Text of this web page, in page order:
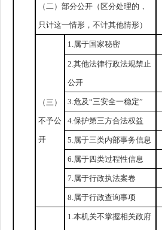
（二）部分公开 （区分处理的，
只计这一情形，不计其他情形）
（三）
不予公
开
1.属于国家秘密
2.其他法律行政法规禁止
公开
3.危及“三安全一稳定”
4.保护第三方合法权益
5.属于三类内部事务信息
6.属于四类过程性信息
7.属于行政执法案卷
8.属于行政查询事项
1.本机关不掌握相关政府